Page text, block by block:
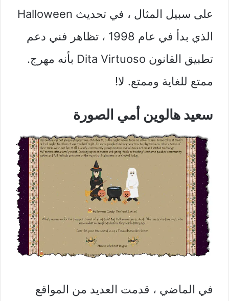
على سبيل المثال ، في تحديث Halloween
الذي بدأ في عام 1998 ، تظاهر فني دعم
تطبيق القانون Dita Virtuoso بأنه مهرج.
ممتع للغاية وممتع. لا!
سعيد هالوين أمي الصورة
في الماضي ، قدمت العديد من المواقع